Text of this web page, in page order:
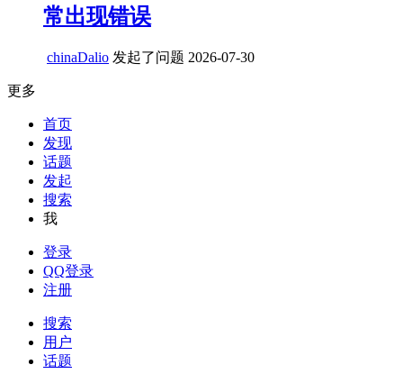
常出现错误
chinaDalio 发起了问题 2026-07-30
更多
首页
发现
话题
发起
搜索
我
登录
QQ登录
注册
搜索
用户
话题